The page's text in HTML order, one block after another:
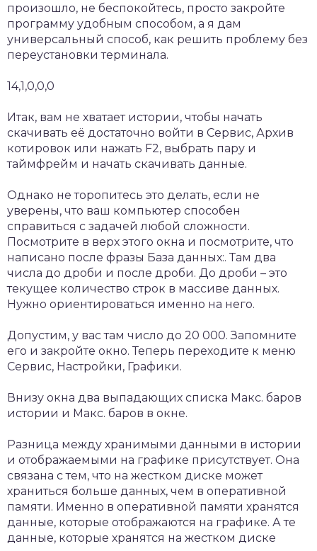
произошло, не беспокойтесь, просто закройте
программу удобным способом, а я дам
универсальный способ, как решить проблему без
переустановки терминала.
14,1,0,0,0
Итак, вам не хватает истории, чтобы начать
скачивать её достаточно войти в Сервис, Архив
котировок или нажать F2, выбрать пару и
таймфрейм и начать скачивать данные.
Однако не торопитесь это делать, если не
уверены, что ваш компьютер способен
справиться с задачей любой сложности.
Посмотрите в верх этого окна и посмотрите, что
написано после фразы База данных:. Там два
числа до дроби и после дроби. До дроби – это
текущее количество строк в массиве данных.
Нужно ориентироваться именно на него.
Допустим, у вас там число до 20 000. Запомните
его и закройте окно. Теперь переходите к меню
Сервис, Настройки, Графики.
Внизу окна два выпадающих списка Макс. баров
истории и Макс. баров в окне.
Разница между хранимыми данными в истории
и отображаемыми на графике присутствует. Она
связана с тем, что на жестком диске может
храниться больше данных, чем в оперативной
памяти. Именно в оперативной памяти хранятся
данные, которые отображаются на графике. А те
данные, которые хранятся на жестком диске